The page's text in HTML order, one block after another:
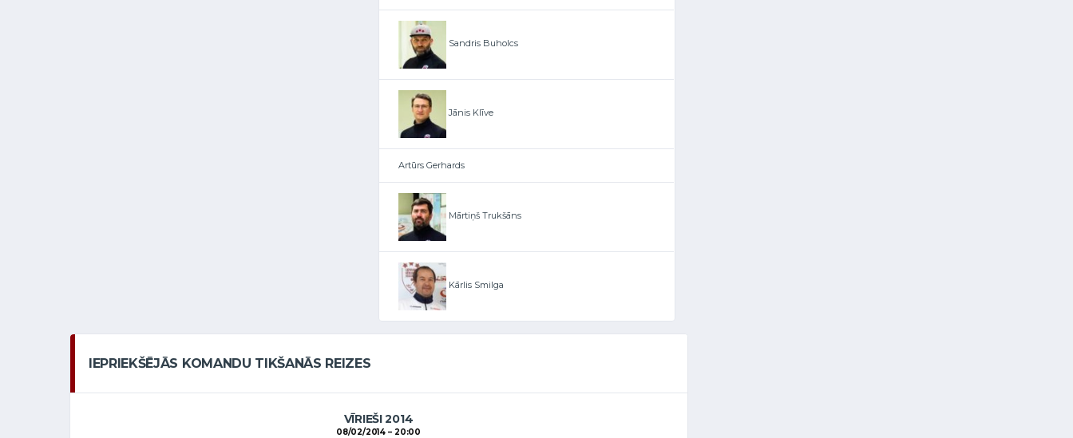
Sandris Buholcs
Jānis Klīve
Artūrs Gerhards
Mārtiņš Trukšāns
Kārlis Smilga
IEPRIEKŠĒJĀS KOMANDU TIKŠANĀS REIZES
VĪRIEŠI 2014
08/02/2014 20:00